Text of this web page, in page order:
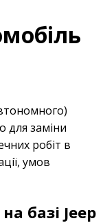
для заміни
робіт в
умов
базі Jeep